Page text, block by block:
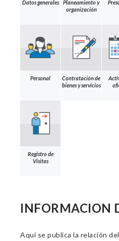
Datos generales
Planeamiento y
organización
Personal
Contratación de
bienes y servicios
Registro de
Visitas
INFORMACION
Aquí se publica la relación